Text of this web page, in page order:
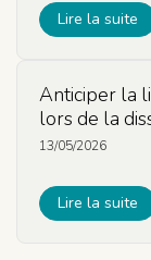
Lire la suite
Anticiper la
lors de la
13/05/2026
Lire la suite